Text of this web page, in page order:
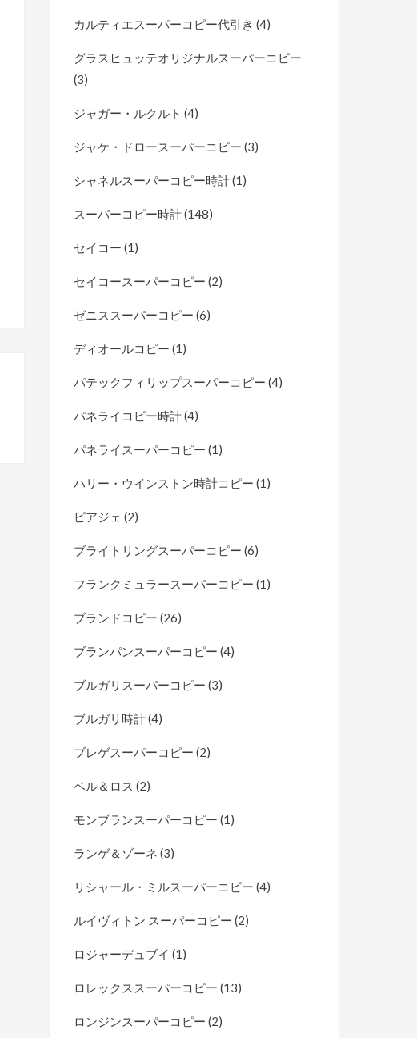
カルティエスーパーコピー代引き (4)
グラスヒュッテオリジナルスーパーコピー
(3)
ジャガー・ルクルト (4)
ジャケ・ドロースーパーコピー (3)
シャネルスーパーコピー時計(1)
スーパーコピー時計(148)
セイコー (1)
セイコースーパーコピー (2)
ゼニススーパーコピー (6)
ディオールコピー (1)
パテックフィリップスーパーコピー (4)
パネライコピー時計(4)
パネライスーパーコピー (1)
ハリー・ウインストン時計コピー (1)
ピアジェ (2)
ブライトリングスーパーコピー (6)
フランクミュラースーパーコピー (1)
ブランドコピー (26)
ブランパンスーパーコピー (4)
ブルガリスーパーコピー (3)
ブルガリ時計(4)
ブレゲスーパーコピー (2)
ベル＆ロス (2)
モンブランスーパーコピー (1)
ランゲ＆ゾーネ (3)
リシャール・ミルスーパーコピー (4)
ルイヴィトン スーパーコピー (2)
ロジャーデュブイ (1)
ロレックススーパーコピー (13)
ロンジンスーパーコピー (2)